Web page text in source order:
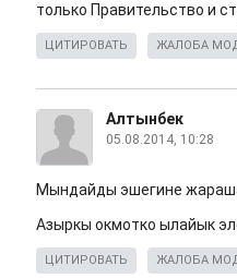
только Правительство и
ЦИТИРОВАТЬ ЖАЛОБА
Алтынбек
05.08.2014, 10:28
Мындайды эшегине
Азыркы окмотко ылайык
ЦИТИРОВАТЬ ЖАЛОБА